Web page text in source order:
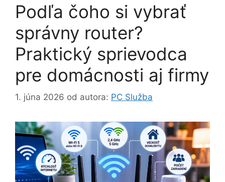
Podľa čoho si vybrať
správny router?
Praktický sprievodca
pre domácnosti aj firmy
1. júna 2026 od autora: PC Služba